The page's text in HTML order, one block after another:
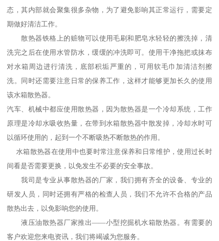
态，其内部就会聚集很多杂物，为了避免影响其正常运行，需要定
期做好清洁工作。
散热器铁格上的赃物可以使用毛刷和肥皂水轻轻的擦洗掉，清
洗完之后在使用水管防水，缓缓的冲洗即可。使用干净拖把或抹布
对水箱周边进行清洗，底部积垢严重的，可用软毛巾加清洁剂擦
洗。同时还需要注意日常的保养工作，这样才能够更加长久的使用
该水箱散热器。
汽车、机械中都应使用散热器，因为散热器是一个冷却系统，工作
原理是冷却水吸收热量，在带到水箱散热器中散发掉，冷却水时可
以循环使用的，起到一个不断吸热不断散热的作用。
水箱散热器在使用中也要时常注意保养和日常维护，使用过长时
间看是否需要更换，以免发生不必要的安全事故。
我司是专业从事散热器的厂家，我们拥有齐全的设备、专业的
研发人员，同时还拥有严格的检查人员，我们不允许不合格的产品
散热出去，以免影响您的使用。
液压油散热器厂家推出——小型挖掘机水箱散热器。有需要的
客户欢迎您来电资讯，我们将竭诚为您服务。